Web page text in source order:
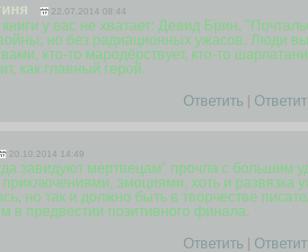
22.07.2014 08:44
книги у вас не хватает: Девид Брин,
но без радиационных ужасов. Люди
кто-то мародёрствует, кто-то
как главный герой.
Ответить|
20.10.2014 14:49
завидуют мертвецам" прочла с большим
эмоциями, хоть и развязка
но так и должно быть в творчестве
в предвестии позитивного финала.
Ответить|